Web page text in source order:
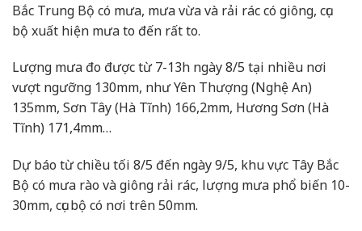
Bắc Trung Bộ có mưa, mưa vừa và rải rác có giông, cục
bộ xuất hiện mưa to đến rất to.
Lượng mưa đo được từ 7-13h ngày 8/5 tại nhiều nơi
vượt ngưỡng 130mm, như Yên Thượng (Nghệ An)
135mm, Sơn Tây (Hà Tĩnh) 166,2mm, Hương Sơn (Hà
Tĩnh) 171,4mm…
Dự báo từ chiều tối 8/5 đến ngày 9/5, khu vực Tây Bắc
Bộ có mưa rào và giông rải rác, lượng mưa phổ biến 10-
30mm, cục bộ có nơi trên 50mm.